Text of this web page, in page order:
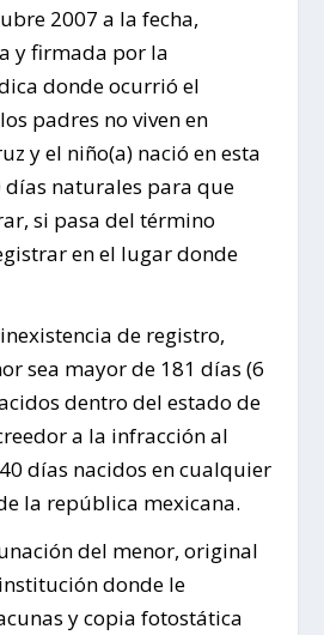
2007 a la fecha,
y firmada por la
donde ocurrió el
padres no viven en
y el niño(a) nació en esta
días naturales para que
si pasa del término
en el lugar donde
de registro,
sea mayor de 181 días (6
dentro del estado de
a la infracción al
días nacidos en cualquier
la república mexicana.
del menor, original
donde le
y copia fotostática